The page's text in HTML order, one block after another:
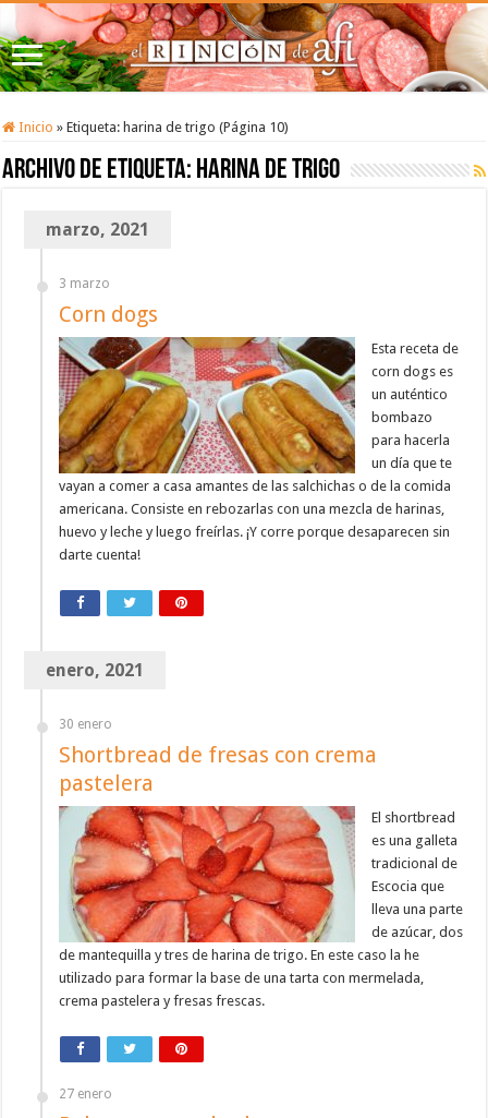
Inicio » Etiqueta: harina de trigo (Página 10)
Archivo de etiqueta: harina de trigo
marzo, 2021
3 marzo
Corn dogs
Esta receta de
corn dogs es
un auténtico
bombazo
para hacerla
un día que te
vayan a comer a casa amantes de las salchichas o de la comida
americana. Consiste en rebozarlas con una mezcla de harinas,
huevo y leche y luego freírlas. ¡Y corre porque desaparecen sin
darte cuenta!
enero, 2021
30 enero
Shortbread de fresas con crema
pastelera
El shortbread
es una galleta
tradicional de
Escocia que
lleva una parte
de azúcar, dos
de mantequilla y tres de harina de trigo. En este caso la he
utilizado para formar la base de una tarta con mermelada,
crema pastelera y fresas frescas.
27 enero